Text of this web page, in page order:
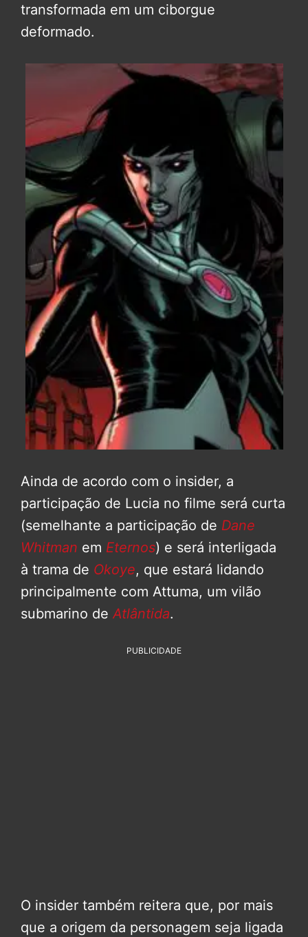
transformada em um ciborgue
deformado.
Ainda de acordo com o insider, a
participação de Lucia no filme será curta
(semelhante a participação de Dane
Whitman em Eternos) e será interligada
à trama de Okoye, que estará lidando
principalmente com Attuma, um vilão
submarino de Atlântida.
PUBLICIDADE
O insider também reitera que, por mais
que a origem da personagem seja ligada